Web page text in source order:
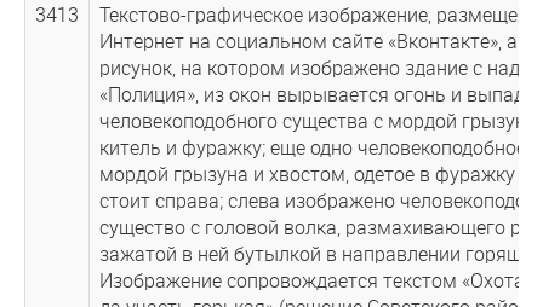
3413
Текстово-графическое изображение,
Интернет на социальном сайте «Вконтакте», а
рисунок, на котором изображено здание с
«Полиция», из окон вырывается огонь и
человекоподобного существа с мордой грызуна,
китель и фуражку; еще одно человекоподобное
мордой грызуна и хвостом, одетое в фуражку и
стоит справа; слева изображено
существо с головой волка, размахивающего
зажатой в ней бутылкой в направлении
Изображение сопровождается текстом «Охота